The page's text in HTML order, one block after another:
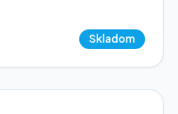
Skladom